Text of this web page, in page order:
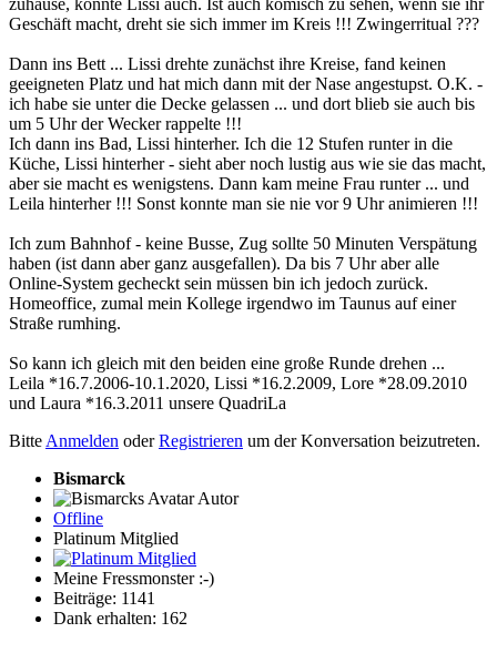
zuhause, konnte Lissi auch. Ist auch komisch zu sehen, wenn sie ihr
Geschäft macht, dreht sie sich immer im Kreis !!! Zwingerritual ???
Dann ins Bett ... Lissi drehte zunächst ihre Kreise, fand keinen
geeigneten Platz und hat mich dann mit der Nase angestupst. O.K. -
ich habe sie unter die Decke gelassen ... und dort blieb sie auch bis
um 5 Uhr der Wecker rappelte !!!
Ich dann ins Bad, Lissi hinterher. Ich die 12 Stufen runter in die
Küche, Lissi hinterher - sieht aber noch lustig aus wie sie das macht,
aber sie macht es wenigstens. Dann kam meine Frau runter ... und
Leila hinterher !!! Sonst konnte man sie nie vor 9 Uhr animieren !!!
Ich zum Bahnhof - keine Busse, Zug sollte 50 Minuten Verspätung
haben (ist dann aber ganz ausgefallen). Da bis 7 Uhr aber alle
Online-System gecheckt sein müssen bin ich jedoch zurück.
Homeoffice, zumal mein Kollege irgendwo im Taunus auf einer
Straße rumhing.
So kann ich gleich mit den beiden eine große Runde drehen ...
Leila *16.7.2006-10.1.2020, Lissi *16.2.2009, Lore *28.09.2010
und Laura *16.3.2011 unsere QuadriLa
Bitte Anmelden oderRegistrieren um der Konversation beizutreten.
Bismarck
Autor
Offline
Platinum Mitglied
Meine Fressmonster :-)
Beiträge: 1141
Dank erhalten: 162